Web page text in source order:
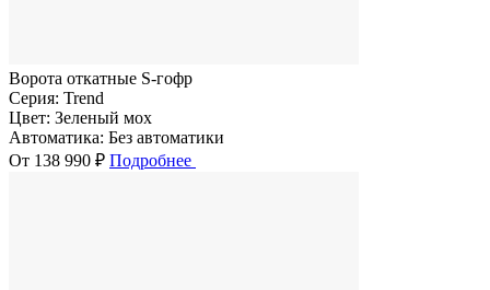
Ворота откатные S-гофр
Серия: Trend
Цвет: Зеленый мох
Автоматика: Без автоматики
От 138 990 ₽ Подробнее